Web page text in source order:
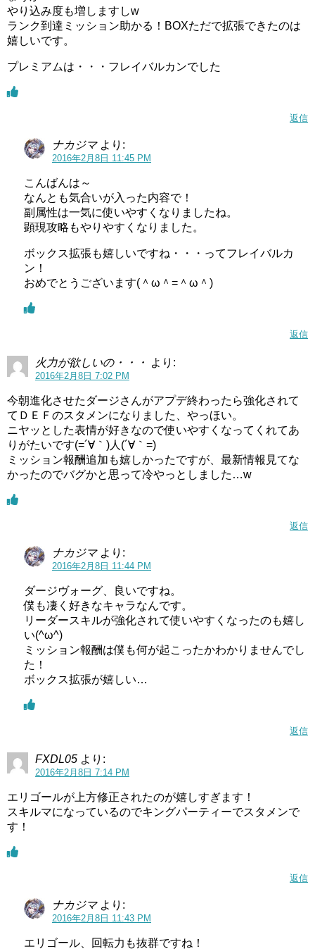
やり込み度も増しますしw
ランク到達ミッション助かる！BOXただで拡張できたのは
嬉しいです。
プレミアムは・・・フレイバルカンでした
返信
ナカジマ より:
2016年2月8日 11:45 PM
こんばんは～
なんとも気合いが入った内容で！
副属性は一気に使いやすくなりましたね。
顕現攻略もやりやすくなりました。
ボックス拡張も嬉しいですね・・・ってフレイバルカ
ン！
おめでとうございます(＾ω＾=＾ω＾)
返信
火力が欲しいの・・・ より:
2016年2月8日 7:02 PM
今朝進化させたダージさんがアプデ終わったら強化されて
てＤＥＦのスタメンになりました、やっほい。
ニヤッとした表情が好きなので使いやすくなってくれてあ
りがたいです(=´∀｀)人(´∀｀=)
ミッション報酬追加も嬉しかったですが、最新情報見てな
かったのでバグかと思って冷やっとしました…w
返信
ナカジマ より:
2016年2月8日 11:44 PM
ダージヴォーグ、良いですね。
僕も凄く好きなキャラなんです。
リーダースキルが強化されて使いやすくなったのも嬉し
い(^ω^)
ミッション報酬は僕も何が起こったかわかりませんでし
た！
ボックス拡張が嬉しい…
返信
FXDL05 より:
2016年2月8日 7:14 PM
エリゴールが上方修正されたのが嬉しすぎます！
スキルマになっているのでキングパーティーでスタメンで
す！
返信
ナカジマ より:
2016年2月8日 11:43 PM
エリゴール、回転力も抜群ですね！